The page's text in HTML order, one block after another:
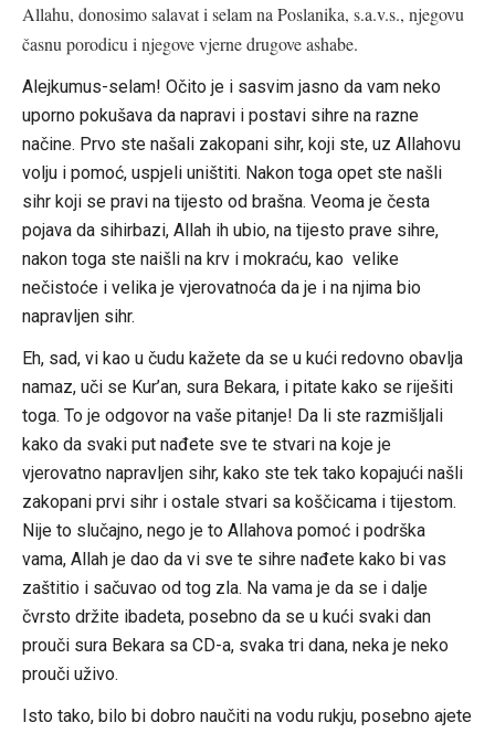
Allahu, donosimo salavat i selam na Poslanika, s.a.v.s., njegovu
časnu porodicu i njegove vjerne drugove ashabe.
Alejkumus-selam! Očito je i sasvim jasno da vam neko
uporno pokušava da napravi i postavi sihre na razne
načine. Prvo ste našali zakopani sihr, koji ste, uz Allahovu
volju i pomoć, uspjeli uništiti. Nakon toga opet ste našli
sihr koji se pravi na tijesto od brašna. Veoma je česta
pojava da sihirbazi, Allah ih ubio, na tijesto prave sihre,
nakon toga ste naišli na krv i mokraću, kao velike
nečistoće i velika je vjerovatnoća da je i na njima bio
napravljen sihr.
Eh, sad, vi kao u čudu kažete da se u kući redovno obavlja
namaz, uči se Kur’an, sura Bekara, i pitate kako se riješiti
toga. To je odgovor na vaše pitanje! Da li ste razmišljali
kako da svaki put nađete sve te stvari na koje je
vjerovatno napravljen sihr, kako ste tek tako kopajući našli
zakopani prvi sihr i ostale stvari sa koščicama i tijestom.
Nije to slučajno, nego je to Allahova pomoć i podrška
vama, Allah je dao da vi sve te sihre nađete kako bi vas
zaštitio i sačuvao od tog zla. Na vama je da se i dalje
čvrsto držite ibadeta, posebno da se u kući svaki dan
prouči sura Bekara sa CD-a, svaka tri dana, neka je neko
prouči uživo.
Isto tako, bilo bi dobro naučiti na vodu rukju, posebno ajete